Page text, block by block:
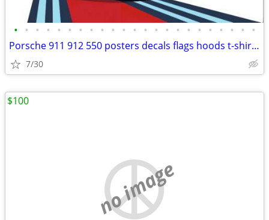
• • • • • • • • • • • • • • • • • • • • • • •
Porsche 911 912 550 posters decals flags hoods t-shirts caps
7/30
no image
$100